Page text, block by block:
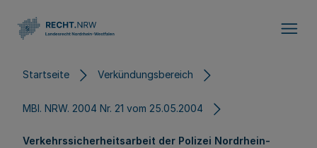
Startseite Verkündungsbereich
MBl. NRW. 2004 Nr. 21 vom 25.05.2004
Verkehrssicherheitsarbeit der Polizei Nordrhein-